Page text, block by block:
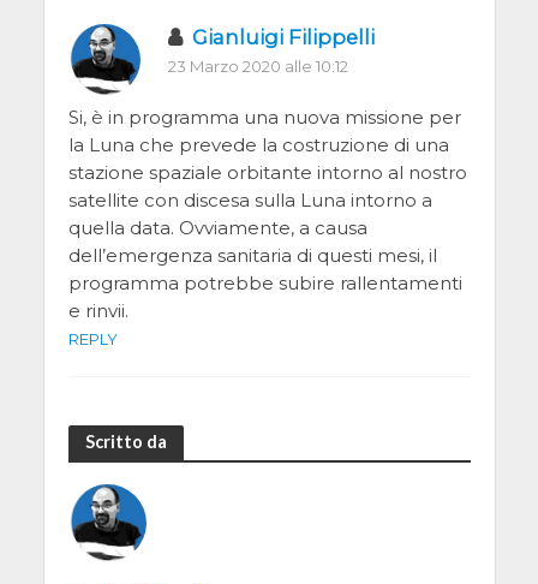
Gianluigi Filippelli
23 Marzo 2020 alle 10:12
Si, è in programma una nuova missione per
la Luna che prevede la costruzione di una
stazione spaziale orbitante intorno al nostro
satellite con discesa sulla Luna intorno a
quella data. Ovviamente, a causa
dell’emergenza sanitaria di questi mesi, il
programma potrebbe subire rallentamenti
e rinvii.
REPLY
Scritto da